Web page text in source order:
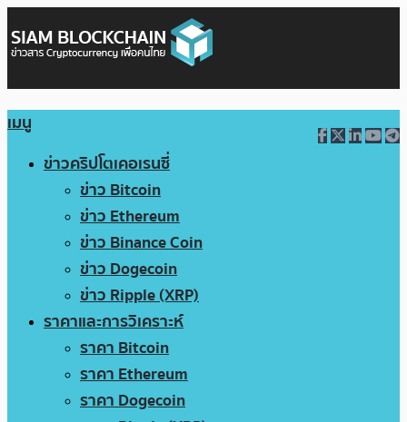
เมนู
ข่าวคริปโตเคอเรนซี่
ข่าว Bitcoin
ข่าว Ethereum
ข่าว Binance Coin
ข่าว Dogecoin
ข่าว Ripple (XRP)
ราคาและการวิเคราะห์
ราคา Bitcoin
ราคา Ethereum
ราคา Dogecoin